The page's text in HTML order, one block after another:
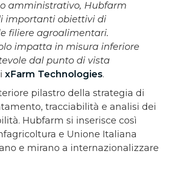
amministrativo, Hubfarm
importanti obiettivi di
filiere agroalimentari.
impatta in misura inferiore
dal punto di vista
xFarm Technologies.
pilastro della strategia di
tracciabilità e analisi dei
Hubfarm si inserisce così
e Unione Italiana
e mirano a internazionalizzare